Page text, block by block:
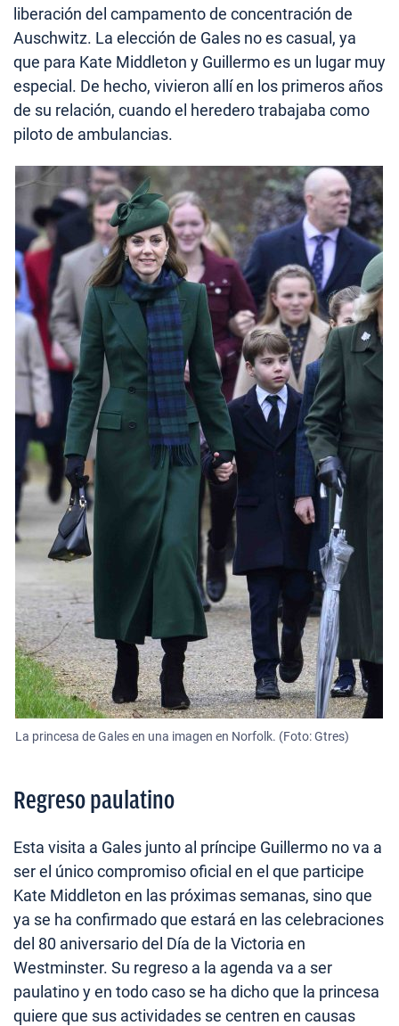
liberación del campamento de concentración de
Auschwitz. La elección de Gales no es casual, ya
que para Kate Middleton y Guillermo es un lugar muy
especial. De hecho, vivieron allí en los primeros años
de su relación, cuando el heredero trabajaba como
piloto de ambulancias.
La princesa de Gales en una imagen en Norfolk. (Foto: Gtres)
Regreso paulatino
Esta visita a Gales junto al príncipe Guillermo no va a
ser el único compromiso oficial en el que participe
Kate Middleton en las próximas semanas, sino que
ya se ha confirmado que estará en las celebraciones
del 80 aniversario del Día de la Victoria en
Westminster. Su regreso a la agenda va a ser
paulatino y en todo caso se ha dicho que la princesa
quiere que sus actividades se centren en causas